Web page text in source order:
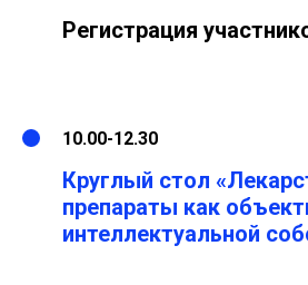
Регистрация
10.00-12.30
Круглый стол
препараты как
интеллектуальной